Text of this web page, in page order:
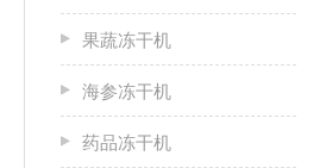
果蔬冻干机
海参冻干机
药品冻干机